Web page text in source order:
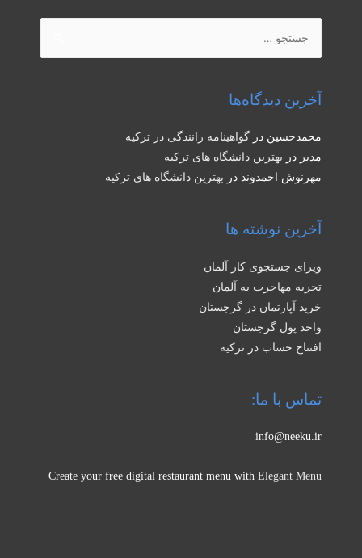
برای:
آخرین دیدگاه‌ها
محمدحسین در گواهینامه رانندگی در ترکیه
مدیر در بهترین دانشگاه های ترکیه
مهرنوش احمدوند در بهترین دانشگاه های ترکیه
آخرین نوشته ها
ویزای جستجوی کار آلمان
تجربه مهاجرت به آلمان
خرید آپارتمان در گرجستان
واحد پول گرجستان
افتتاح حساب در ترکیه
تماس با ما:
info@neeku.ir
Create your free digital restaurant menu with Elegant Menu